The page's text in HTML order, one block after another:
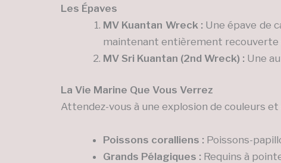
Les Épaves
MV Kuantan Wreck :Une épave de
maintenant entièrement recouverte
MV Sri Kuantan (2nd Wreck) : Une
La Vie Marine Que Vous Verrez
Attendez-vous à une explosion de couleurs et
Poissons coralliens : Poissons-
Grands Pélagiques : Requins à